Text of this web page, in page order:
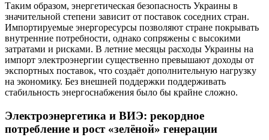
Таким образом, энергетическая безопасность Украины в
значительной степени зависит от поставок соседних стран.
Импортируемые энергоресурсы позволяют стране покрывать
внутренние потребности, однако сопряжены с высокими
затратами и рисками. В летние месяцы расходы Украины на
импорт электроэнергии существенно превышают доходы от
экспортных поставок, что создаёт дополнительную нагрузку
на экономику. Без внешней поддержки поддерживать
стабильность энергоснабжения было бы крайне сложно.
Электроэнергетика и ВИЭ: рекордное
потребление и рост «зелёной» генерации